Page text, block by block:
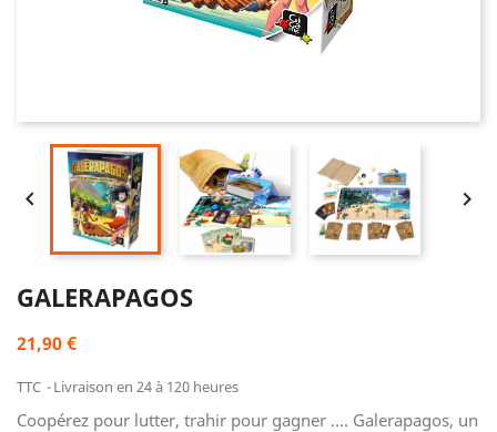
 
GALERAPAGOS
21,90 €
TTC Livraison en 24 à 120 heures
Coopérez pour lutter, trahir pour gagner .... Galerapagos, un